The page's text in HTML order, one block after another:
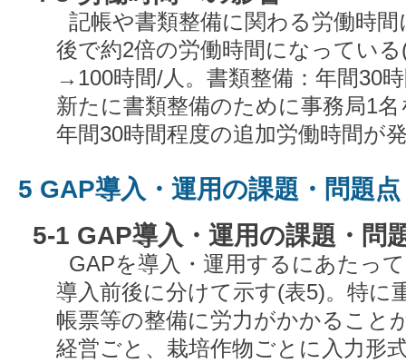
記帳や書類整備に関わる労働時
後で約2倍の労働時間になってい
→100時間/人。書類整備：年間30
新たに書類整備のために事務局1
年間30時間程度の追加労働時間が
5 GAP導入・運用の課題・問題点
5-1 GAP導入・運用の課題・問
GAPを導入・運用するにあたっ
導入前後に分けて示す(表5)。特に
帳票等の整備に労力がかかること
経営ごと、栽培作物ごとに入力形